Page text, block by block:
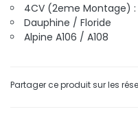
4CV (2eme Montage) :
Dauphine / Floride
Alpine A106 / A108